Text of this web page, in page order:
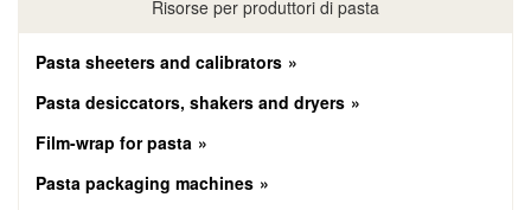
Risorse per produttori di pasta
Pasta sheeters and calibrators
Pasta desiccators, shakers and dryers
Film-wrap for pasta
Pasta packaging machines